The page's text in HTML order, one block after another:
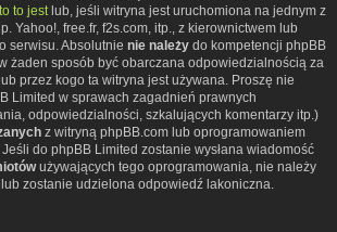
to jest lub, jeśli witryna jest uruchomiona na jednym z
Yahoo!, free.fr, f2s.com, itp., z kierownictwem lub
serwisu. Absolutnie nie należy do kompetencji phpBB
żaden sposób być obarczana odpowiedzialnością za
przez kogo ta witryna jest używana. Proszę nie
Limited w sprawach zagadnień prawnych
odpowiedzialności, szkalujących komentarzy itp.)
z witryną phpBB.com lub oprogramowaniem
do phpBB Limited zostanie wysłana wiadomość
używających tego oprogramowania, nie należy
zostanie udzielona odpowiedź lakoniczna.